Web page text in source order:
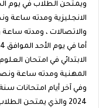
الانجليزية ومدته ساعة
والاتصالات ، ومدته
الابتدائي في امتحان
المهنية ومدته ساعة
2024 والذي يمتحن